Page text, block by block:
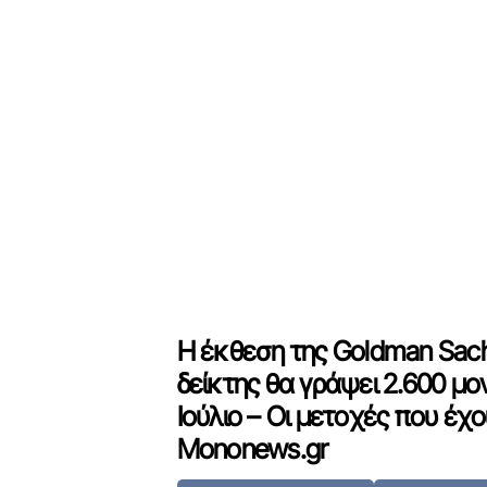
Η έκθεση της Goldman
δείκτης θα γράψει 2.600
Ιούλιο – Οι μετοχές που
Mononews.gr